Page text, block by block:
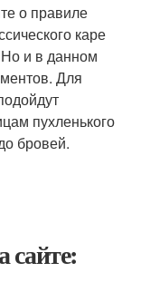
о правиле
каре
и в данном
Для
пухленького
бровей.
сайте: